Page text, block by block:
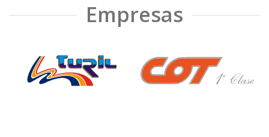
Empresas
❮ ❯